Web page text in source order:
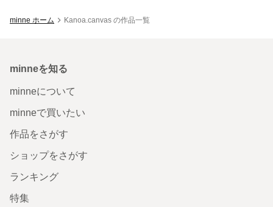
minne ホーム Kanoa.canvas の作品一覧
minneを知る
minneについて
minneで買いたい
作品をさがす
ショップをさがす
ランキング
特集